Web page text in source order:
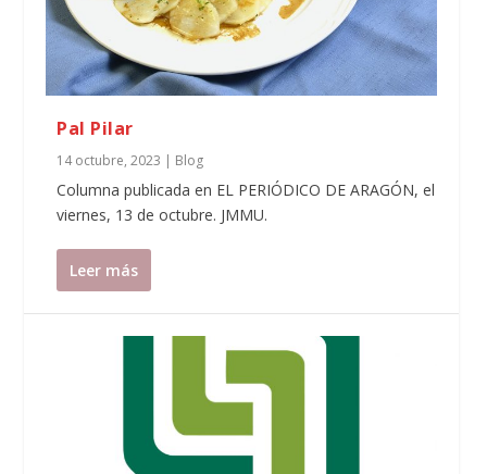
Pal Pilar
14 octubre, 2023 | Blog
Columna publicada en EL PERIÓDICO DE ARAGÓN, el
viernes, 13 de octubre. JMMU.
Leer más